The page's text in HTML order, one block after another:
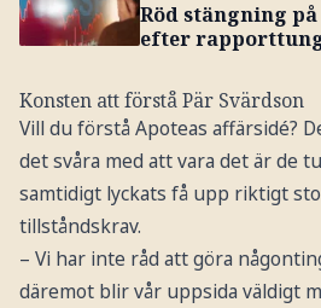
Röd stängning
efter
Konsten att förstå Pär Svärdson
Vill du förstå Apoteas affärsidé?
det svåra med att vara det är de
samtidigt lyckats få upp riktigt
tillståndskrav.
– Vi har inte råd att göra
däremot blir vår uppsida väldigt